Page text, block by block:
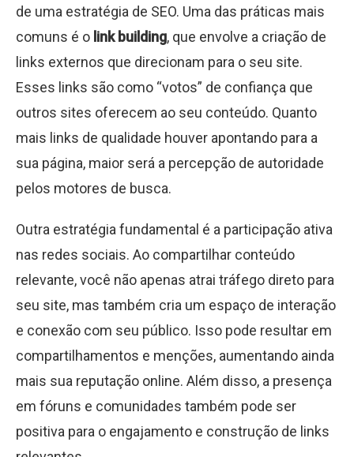
de uma estratégia de SEO. Uma das práticas mais
comuns é o link building, que envolve a criação de
links externos que direcionam para o seu site.
Esses links são como “votos” de confiança que
outros sites oferecem ao seu conteúdo. Quanto
mais links de qualidade houver apontando para a
sua página, maior será a percepção de autoridade
pelos motores de busca.
Outra estratégia fundamental é a participação ativa
nas redes sociais. Ao compartilhar conteúdo
relevante, você não apenas atrai tráfego direto para
seu site, mas também cria um espaço de interação
e conexão com seu público. Isso pode resultar em
compartilhamentos e menções, aumentando ainda
mais sua reputação online. Além disso, a presença
em fóruns e comunidades também pode ser
positiva para o engajamento e construção de links